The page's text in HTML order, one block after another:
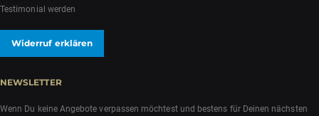
Testimonial werden
Widerruf erklären
NEWSLETTER
Wenn Du keine Angebote verpassen möchtest und bestens für Deinen nächsten